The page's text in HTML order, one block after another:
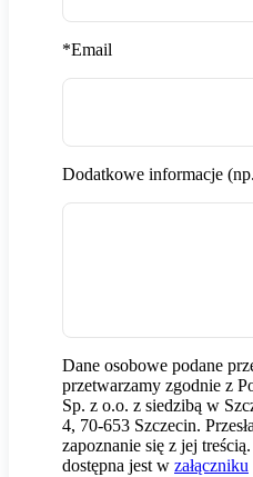
*Email
Dodatkowe informacje
Dane osobowe podane
przetwarzamy zgodnie z
Sp. z o.o. z siedzibą w
4, 70-653 Szczecin.
zapoznanie się z jej
dostępna jest w załączniku